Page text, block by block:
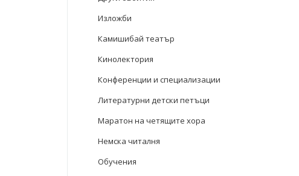
Изложби
Камишибай театър
Кинолектория
Конференции и специализации
Литературни детски петъци
Маратон на четящите хора
Немска читалня
Обучения